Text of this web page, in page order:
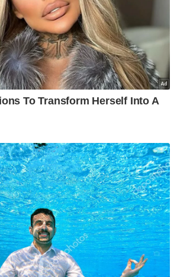
buru gelaran dunia di
Jepun
Malaya janji aksi lebih
di Cheras
terima €17 juta